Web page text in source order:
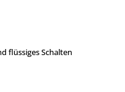
flüssiges Schalten